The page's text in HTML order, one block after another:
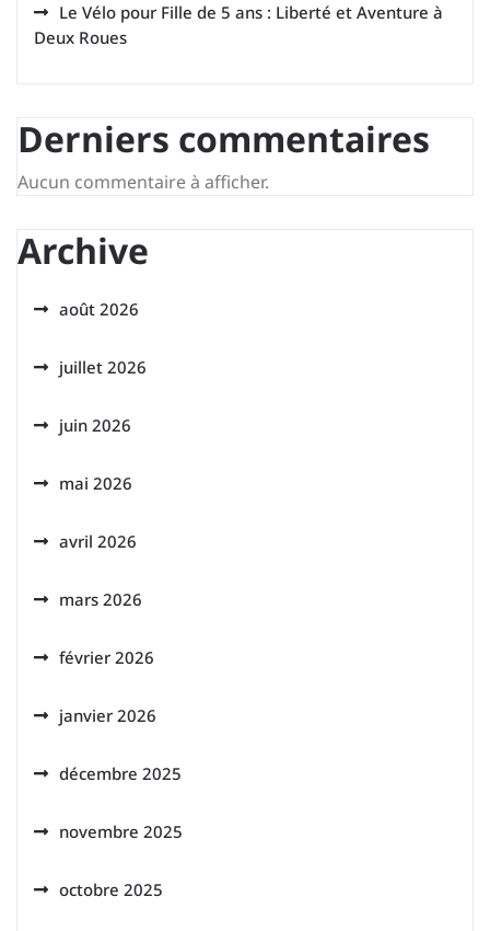
Le Vélo pour Fille de 5 ans : Liberté et Aventure à
Deux Roues
Derniers commentaires
Aucun commentaire à afficher.
Archive
août 2026
juillet 2026
juin 2026
mai 2026
avril 2026
mars 2026
février 2026
janvier 2026
décembre 2025
novembre 2025
octobre 2025